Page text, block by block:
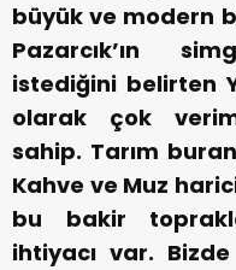
büyük ve modern
Pazarcık’ın
istediğini belirten
olarak çok
sahip. Tarım
Kahve ve Muz
bu bakir
ihtiyacı var.